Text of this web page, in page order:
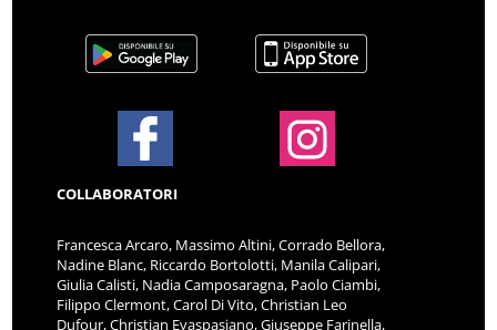
COLLABORATORI
Francesca Arcaro, Massimo Altini, Corrado Bellora,
Nadine Blanc, Riccardo Bortolotti, Manila Calipari,
Giulia Calisti, Nadia Camposaragna, Paolo Ciambi,
Filippo Clermont, Carol Di Vito, Christian Leo
Dufour, Christian Evaspasiano, Giuseppe Farinella,